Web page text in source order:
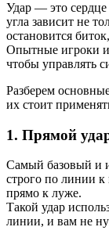
Удар — это
угла зависит не
остановится
Опытные игроки
чтобы управлять
Разберем
их стоит
1. Прямой
Самый базовый и
строго по линии
прямо к луже.
Такой удар
линии, и вам не